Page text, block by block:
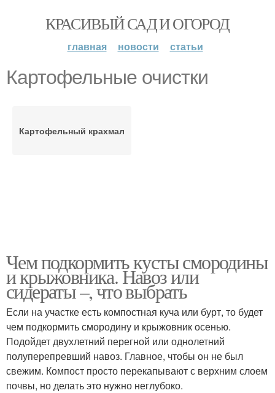
КРАСИВЫЙ САД И ОГОРОД
главная новости статьи
Картофельные очистки
Картофельный крахмал
Чем подкормить кусты смородины
и крыжовника. Навоз или
сидераты –, что выбрать
Если на участке есть компостная куча или бурт, то будет
чем подкормить смородину и крыжовник осенью.
Подойдет двухлетний перегной или однолетний
полуперепревший навоз. Главное, чтобы он не был
свежим. Компост просто перекапывают с верхним слоем
почвы, но делать это нужно неглубоко.